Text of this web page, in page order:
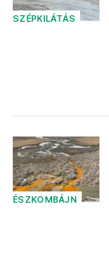
SZÉPKILÁTÁS
ÉSZKOMBÁJN